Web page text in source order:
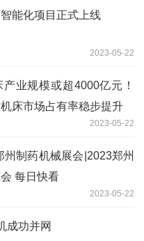
能化项目正式上线
2023-05-22
业规模或超4000亿元！
床市场占有率稳步提升
2023-05-22
州制药机械展会|2023郑州
每日快看
2023-05-22
成功并网